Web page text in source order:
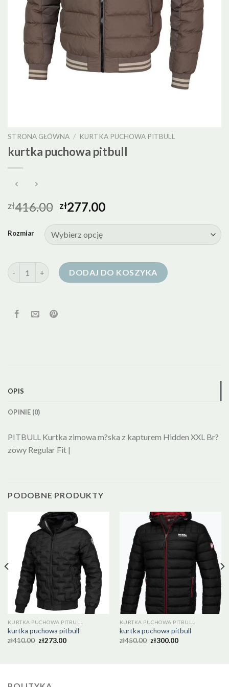
STRONA GŁÓWNA / KURTKA PUCHOWA PITBULL
kurtka puchowa pitbull
zł416.00 zł277.00
Rozmiar
ilość kurtka puchowa pitbullDODAJ DO KOSZYKA
OPIS
OPINIE (0)
PITBULL Kurtka zimowa m?ska z kapturem Hidden XXL Br?
zowy Regular Fit |
PODOBNE PRODUKTY
KURTKA PUCHOWA PITBULL
kurtka puchowa pitbull
zł410.00 zł273.00
KURTKA PUCHOWA PITBULL
kurtka puchowa pitbull
zł450.00 zł300.00